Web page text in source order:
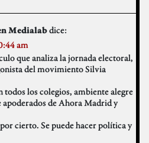
Medialabdice:
am
que analiza la jornada electoral,
del movimiento Silvia
los colegios, ambiente alegre
apoderados de Ahora Madrid y
cierto. Se puede hacer política y